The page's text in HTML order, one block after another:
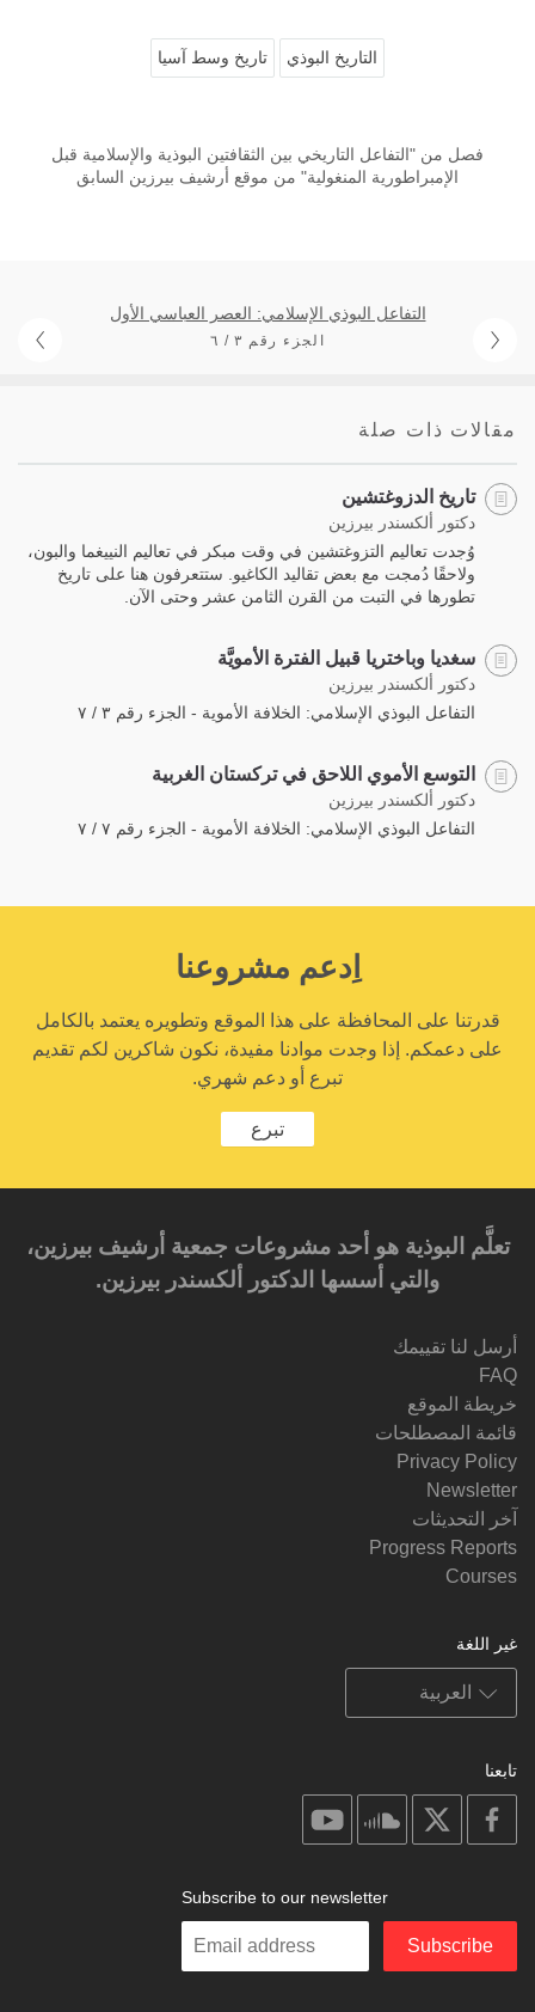
التاريخ البوذي تاريخ وسط آسيا
فصل من "التفاعل التاريخي بين الثقافتين البوذية والإسلامية قبل
الإمبراطورية المنغولية" من موقع أرشيف بيرزين السابق
التفاعل البوذي الإسلامي: العصر العباسي الأول
الجزء رقم ٣ / ٦
مقالات ذات صلة
تاريخ الدزوغتشين
دكتور ألكسندر بيرزين
وُجدت تعاليم التزوغتشين في وقت مبكر في تعاليم النييغما والبون،
ولاحقًا دُمجت مع بعض تقاليد الكاغيو. ستتعرفون هنا على تاريخ
تطورها في التبت من القرن الثامن عشر وحتى الآن.
سغديا وباختريا قبيل الفترة الأمويَّة
دكتور ألكسندر بيرزين
التفاعل البوذي الإسلامي: الخلافة الأموية - الجزء رقم ٣ / ٧
التوسع الأموي اللاحق في تركستان الغربية
دكتور ألكسندر بيرزين
التفاعل البوذي الإسلامي: الخلافة الأموية - الجزء رقم ٧ / ٧
اِدعم مشروعنا
قدرتنا على المحافظة على هذا الموقع وتطويره يعتمد بالكامل
على دعمكم. إذا وجدت موادنا مفيدة، نكون شاكرين لكم تقديم
تبرع أو دعم شهري.
تبرع
تعلَّم البوذية هو أحد مشروعات جمعية أرشيف بيرزين،
والتي أسسها الدكتور ألكسندر بيرزين.‎‎
أرسل لنا تقييمك
FAQ
خريطة الموقع
قائمة المصطلحات
Privacy Policy
Newsletter
آخر التحديثات
Progress Reports
Courses
غير اللغة
تابعنا
facebook
soundcloud
Subscribe to our newsletter
Enter
Subscribe